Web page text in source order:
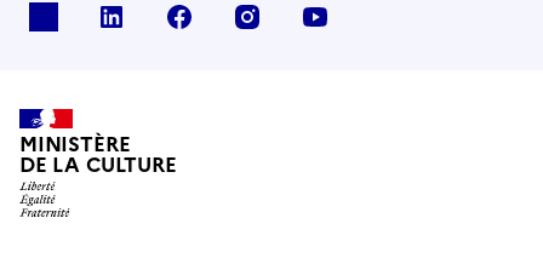
linkedin facebook instagram
MINISTÈRE
DE LA CULTURE